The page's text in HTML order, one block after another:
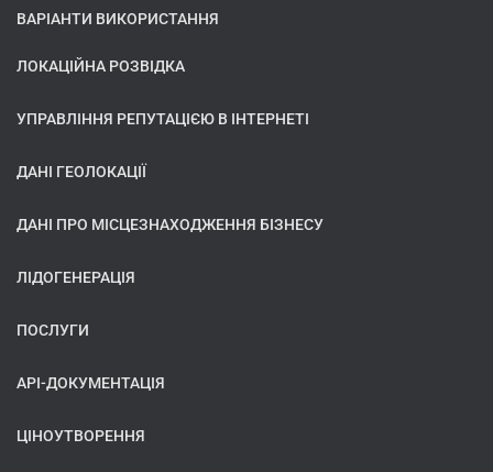
ВАРІАНТИ ВИКОРИСТАННЯ
ЛОКАЦІЙНА РОЗВІДКА
УПРАВЛІННЯ РЕПУТАЦІЄЮ В ІНТЕРНЕТІ
ДАНІ ГЕОЛОКАЦІЇ
ДАНІ ПРО МІСЦЕЗНАХОДЖЕННЯ БІЗНЕСУ
ЛІДОГЕНЕРАЦІЯ
ПОСЛУГИ
API-ДОКУМЕНТАЦІЯ
ЦІНОУТВОРЕННЯ